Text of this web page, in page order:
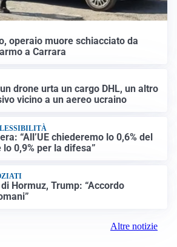
operaio muore schiacciato da
a Carrara
drone urta un cargo DHL, un altro
vicino a un aereo ucraino
“All’UE chiederemo lo 0,6% del
lo 0,9% per la difesa”
Hormuz, Trump: “Accordo
Altre notizie